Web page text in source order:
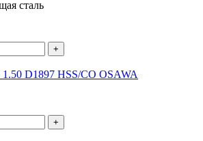
+
D1897 HSS/CO OSAWA
+